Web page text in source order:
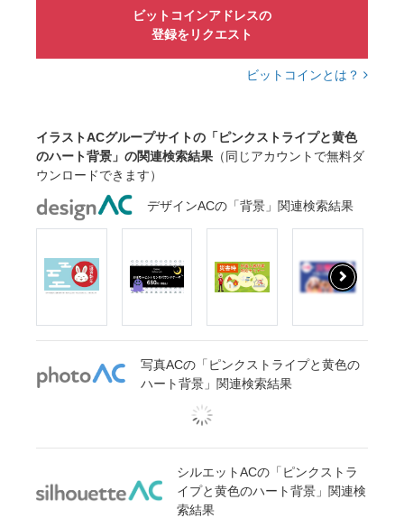
ゆるい コピースペース
春
ビットコインアドレスの
登録をリクエスト
ビットコインとは？
イラストACグループサイトの「ピンクストライプと黄色
のハート背景」の関連検索結果 （同じアカウントで無料ダ
ウンロードできます）
デザインACの「背景」関連検索結果
写真ACの「ピンクストライプと黄色の
ハート背景」関連検索結果
シルエットACの「ピンクストラ
イプと黄色のハート背景」関連検
索結果